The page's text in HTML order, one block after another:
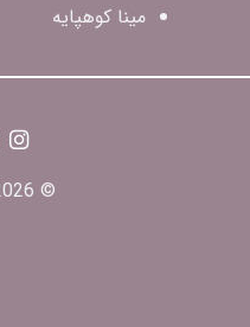
مینا کوهپایه
© 2026 Piano Diba